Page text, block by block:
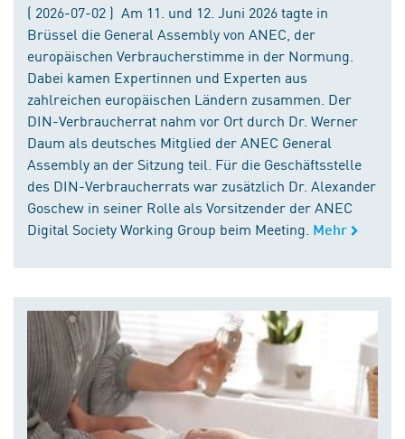
( 2026-07-02 ) Am 11. und 12. Juni 2026 tagte in
Brüssel die General Assembly von ANEC, der
europäischen Verbraucherstimme in der Normung.
Dabei kamen Expertinnen und Experten aus
zahlreichen europäischen Ländern zusammen. Der
DIN-Verbraucherrat nahm vor Ort durch Dr. Werner
Daum als deutsches Mitglied der ANEC General
Assembly an der Sitzung teil. Für die Geschäftsstelle
des DIN-Verbraucherrats war zusätzlich Dr. Alexander
Goschew in seiner Rolle als Vorsitzender der ANEC
Digital Society Working Group beim Meeting. Mehr